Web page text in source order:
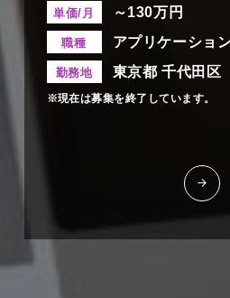
単価/月 ～130万円
職種 アプリケーショ
勤務地 東京都 千代田区
※現在は募集を終了しています。